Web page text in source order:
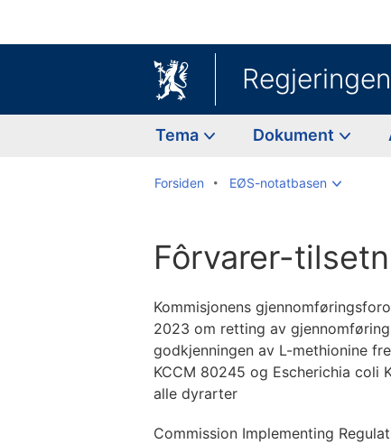
Tema Dokument
Forsiden EØS-notatbasen
Fôrvarer-
Kommisjonens
2023 om retting av
godkjenningen av L-methionine
KCCM 80245 og Escherichia
alle dyrarter
Commission Implementing